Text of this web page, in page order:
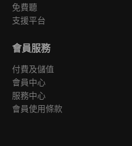
免費聽
支援平台
會員服務
付費及儲值
會員中心
服務中心
會員使用條款